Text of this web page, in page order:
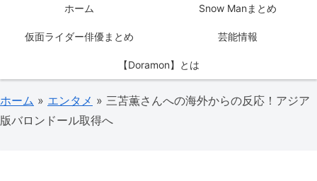
ホーム Snow Manまとめ
仮面ライダー俳優まとめ 芸能情報
【Doramon】とは
ホーム » エンタメ » 三苫薫さんへの海外からの反応！アジア
版バロンドール取得へ